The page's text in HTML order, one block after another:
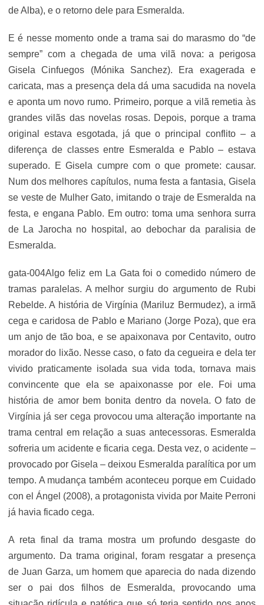
de Alba), e o retorno dele para Esmeralda.
E é nesse momento onde a trama sai do marasmo do “de
sempre” com a chegada de uma vilã nova: a perigosa
Gisela Cinfuegos (Mónika Sanchez). Era exagerada e
caricata, mas a presença dela dá uma sacudida na novela
e aponta um novo rumo. Primeiro, porque a vilã remetia às
grandes vilãs das novelas rosas. Depois, porque a trama
original estava esgotada, já que o principal conflito – a
diferença de classes entre Esmeralda e Pablo – estava
superado. E Gisela cumpre com o que promete: causar.
Num dos melhores capítulos, numa festa a fantasia, Gisela
se veste de Mulher Gato, imitando o traje de Esmeralda na
festa, e engana Pablo. Em outro: toma uma senhora surra
de La Jarocha no hospital, ao debochar da paralisia de
Esmeralda.
gata-004Algo feliz em La Gata foi o comedido número de
tramas paralelas. A melhor surgiu do argumento de Rubi
Rebelde. A história de Virgínia (Mariluz Bermudez), a irmã
cega e caridosa de Pablo e Mariano (Jorge Poza), que era
um anjo de tão boa, e se apaixonava por Centavito, outro
morador do lixão. Nesse caso, o fato da cegueira e dela ter
vivido praticamente isolada sua vida toda, tornava mais
convincente que ela se apaixonasse por ele. Foi uma
história de amor bem bonita dentro da novela. O fato de
Virgínia já ser cega provocou uma alteração importante na
trama central em relação a suas antecessoras. Esmeralda
sofreria um acidente e ficaria cega. Desta vez, o acidente –
provocado por Gisela – deixou Esmeralda paralítica por um
tempo. A mudança também aconteceu porque em Cuidado
con el Ángel (2008), a protagonista vivida por Maite Perroni
já havia ficado cega.
A reta final da trama mostra um profundo desgaste do
argumento. Da trama original, foram resgatar a presença
de Juan Garza, um homem que aparecia do nada dizendo
ser o pai dos filhos de Esmeralda, provocando uma